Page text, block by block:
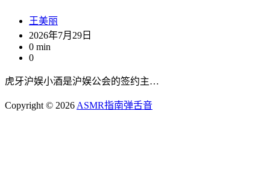
王美丽
2026年7月29日
0 min
0
虎牙沪娱小酒是沪娱公会的签约主…
Copyright © 2026 ASMR指南弹舌音